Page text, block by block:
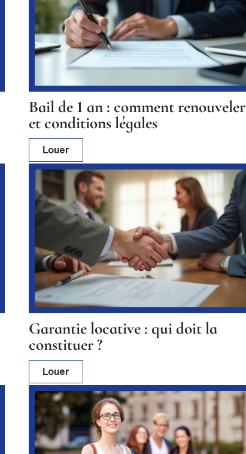
Bail de 1 an : comment renouveler
et conditions légales
Louer
Garantie locative : qui doit la
constituer ?
Louer